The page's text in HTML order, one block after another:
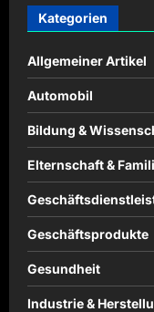
Kategorien
Allgemeiner Artikel
Automobil
Bildung &
Elternschaft &
Geschäftsprodukte
Gesundheit
Industrie &